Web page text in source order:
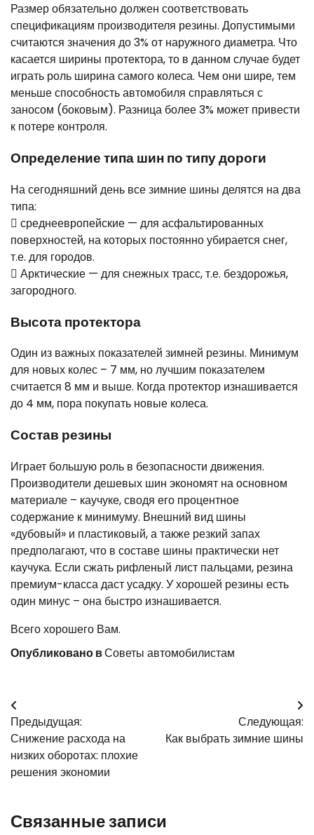
Размер обязательно должен соответствовать
спецификациям производителя резины. Допустимыми
считаются значения до 3% от наружного диаметра. Что
касается ширины протектора, то в данном случае будет
играть роль ширина самого колеса. Чем они шире, тем
меньше способность автомобиля справляться с
заносом (боковым). Разница более 3% может привести
к потере контроля.
Определение типа шин по типу дороги
На сегодняшний день все зимние шины делятся на два
типа:
 среднеевропейские — для асфальтированных
поверхностей, на которых постоянно убирается снег,
т.е. для городов.
 Арктические — для снежных трасс, т.е. бездорожья,
загородного.
Высота протектора
Один из важных показателей зимней резины. Минимум
для новых колес – 7 мм, но лучшим показателем
считается 8 мм и выше. Когда протектор изнашивается
до 4 мм, пора покупать новые колеса.
Состав резины
Играет большую роль в безопасности движения.
Производители дешевых шин экономят на основном
материале – каучуке, сводя его процентное
содержание к минимуму. Внешний вид шины
«дубовый» и пластиковый, а также резкий запах
предполагают, что в составе шины практически нет
каучука. Если сжать рифленый лист пальцами, резина
премиум-класса даст усадку. У хорошей резины есть
один минус – она быстро изнашивается.
Всего хорошего Вам.
Опубликовано вСоветы автомобилистам
Навигация
по
записям
Предыдущая:
Снижение расхода на
низких оборотах: плохие
решения экономии
Следующая:
Как выбрать зимние шины
Связанные записи